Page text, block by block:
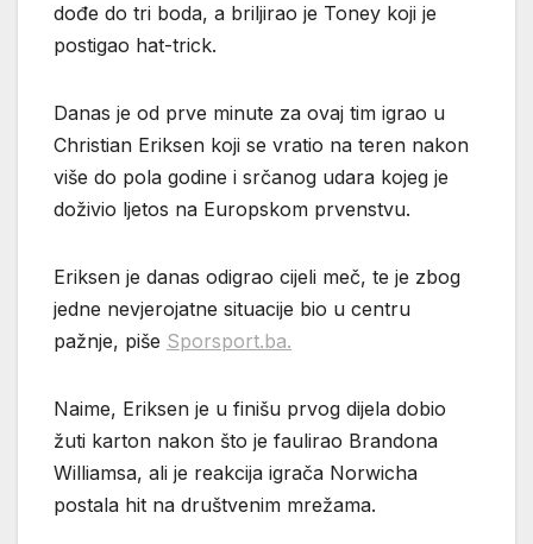
dođe do tri boda, a briljirao je Toney koji je
postigao hat-trick.
Danas je od prve minute za ovaj tim igrao u
Christian Eriksen koji se vratio na teren nakon
više do pola godine i srčanog udara kojeg je
doživio ljetos na Europskom prvenstvu.
Eriksen je danas odigrao cijeli meč, te je zbog
jedne nevjerojatne situacije bio u centru
pažnje, piše Sporsport.ba.
Naime, Eriksen je u finišu prvog dijela dobio
žuti karton nakon što je faulirao Brandona
Williamsa, ali je reakcija igrača Norwicha
postala hit na društvenim mrežama.